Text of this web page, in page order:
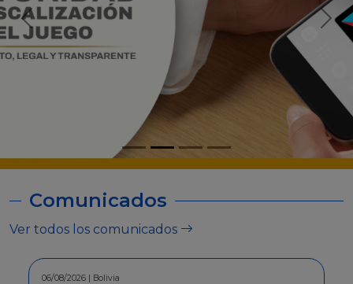
Comunicados
Ver todos los comunicados
30/07/2026 | Bolivia